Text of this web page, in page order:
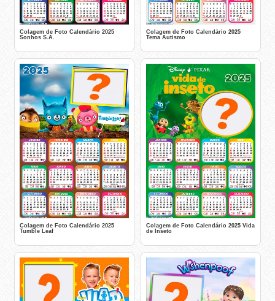
Colagem de Foto Calendário 2025
Sonhos S.A.
Colagem de Foto Calendário 2025
Tema Autismo
Colagem de Foto Calendário 2025
Tumble Leaf
Colagem de Foto Calendário 2025 Vida
de Inseto